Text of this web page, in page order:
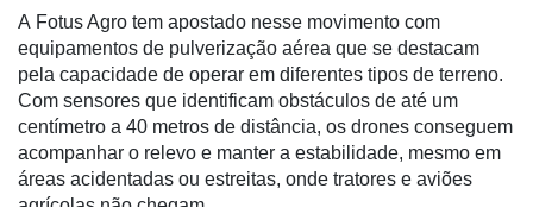
de
Cadeira
Artigos
Agenda
Agricultura
A Fotus Agro tem apostado nesse movimento com
equipamentos de pulverização aérea que se destacam
pela capacidade de operar em diferentes tipos de terreno.
Com sensores que identificam obstáculos de até um
centímetro a 40 metros de distância, os drones conseguem
acompanhar o relevo e manter a estabilidade, mesmo em
áreas acidentadas ou estreitas, onde tratores e aviões